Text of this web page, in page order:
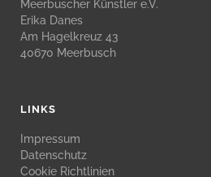
Meerbuscher Künstler e.V.
Erika Danes
Am Hagelkreuz 43
40670 Meerbusch
LINKS
Impressum
Datenschutz
Cookie Richtlinien